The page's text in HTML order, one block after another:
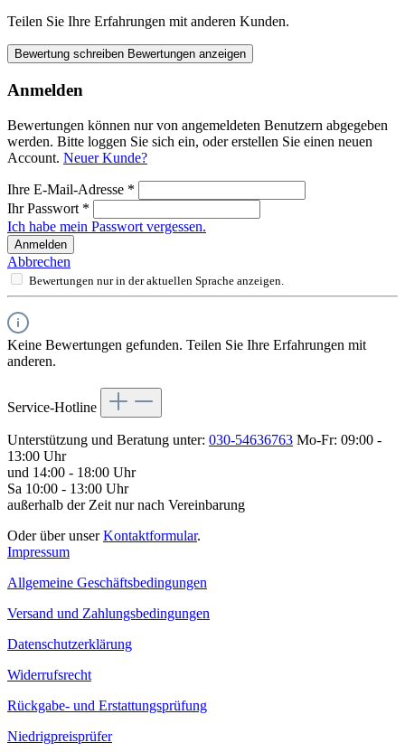
Teilen Sie Ihre Erfahrungen mit anderen Kunden.
Bewertung schreiben Bewertungen anzeigen
Anmelden
Bewertungen können nur von angemeldeten Benutzern abgegeben
werden. Bitte loggen Sie sich ein, oder erstellen Sie einen neuen
Account. Neuer Kunde?
Ihre E-Mail-Adresse *
Ihr Passwort *
Ich habe mein Passwort vergessen.
Anmelden
Abbrechen
Bewertungen nur in der aktuellen Sprache anzeigen.
Keine Bewertungen gefunden. Teilen Sie Ihre Erfahrungen mit
anderen.
Service-Hotline
Unterstützung und Beratung unter: 030-54636763 Mo-Fr: 09:00 -
13:00 Uhr
und 14:00 - 18:00 Uhr
Sa 10:00 - 13:00 Uhr
außerhalb der Zeit nur nach Vereinbarung
Oder über unserKontaktformular.
Impressum
Allgemeine Geschäftsbedingungen
Versand und Zahlungsbedingungen
Datenschutzerklärung
Widerrufsrecht
Rückgabe- und Erstattungsprüfung
Niedrigpreisprüfer